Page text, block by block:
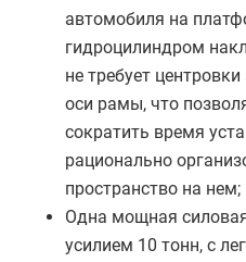
автомобиля на
гидроцилиндром
не требует
оси рамы, что
сократить время
рационально
пространство на нем;
Одна мощная
усилием 10 тонн, с